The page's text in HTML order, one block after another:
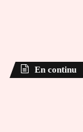
En continu